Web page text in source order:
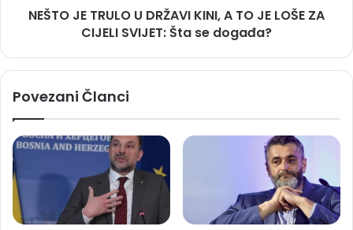
NEŠTO JE TRULO U DRŽAVI KINI, A TO JE LOŠE ZA
CIJELI SVIJET: Šta se događa?
Povezani Članci